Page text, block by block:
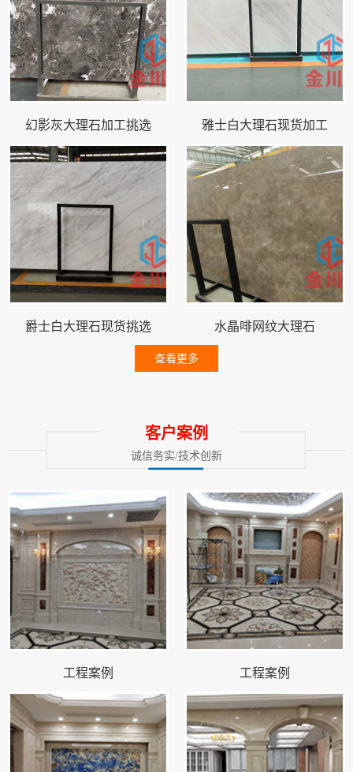
幻影灰大理石加工挑选 雅士白大理石现货加工
爵士白大理石现货挑选 水晶啡网纹大理石
查看更多
客户案例
诚信务实/技术创新
工程案例 工程案例